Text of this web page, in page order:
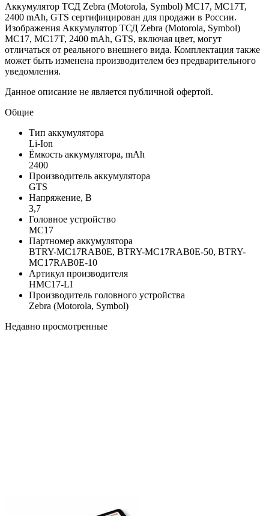
Аккумулятор ТСД Zebra (Motorola, Symbol) MC17, MC17T,
2400 mAh, GTS сертифицирован для продажи в России.
Изображения Аккумулятор ТСД Zebra (Motorola, Symbol)
MC17, MC17T, 2400 mAh, GTS, включая цвет, могут
отличаться от реального внешнего вида. Комплектация также
может быть изменена производителем без предварительного
уведомления.
Данное описание не является публичной офертой.
Общие
Тип аккумулятора
Li-Ion
Ёмкость аккумулятора, mAh
2400
Производитель аккумулятора
GTS
Напряжение, В
3,7
Головное устройство
MC17
Партномер аккумулятора
BTRY-MC17RAB0E, BTRY-MC17RAB0E-50, BTRY-
MC17RAB0E-10
Артикул производителя
HMC17-LI
Производитель головного устройства
Zebra (Motorola, Symbol)
Недавно просмотренные